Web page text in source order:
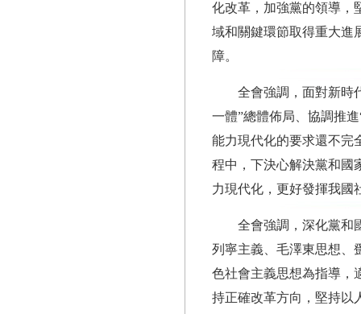
化改革，加強黨的領導，
域和關鍵環節取得重大進
障。
全會強調，面對新時
一體”總體佈局、協調推
能力現代化的要求還不完
程中，下決心解決黨和國
力現代化，更好發揮我國
全會強調，深化黨和
列寧主義、毛澤東思想、
色社會主義思想為指導，
持正確改革方向，堅持以